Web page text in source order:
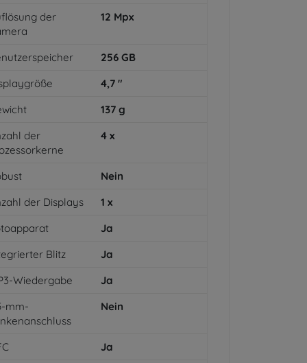
der
12 Mpx
256 GB
4,7 "
137 g
der
4 x
Nein
der Displays
1 x
Ja
Blitz
Ja
Wiedergabe
Ja
mm-
Nein
Ja